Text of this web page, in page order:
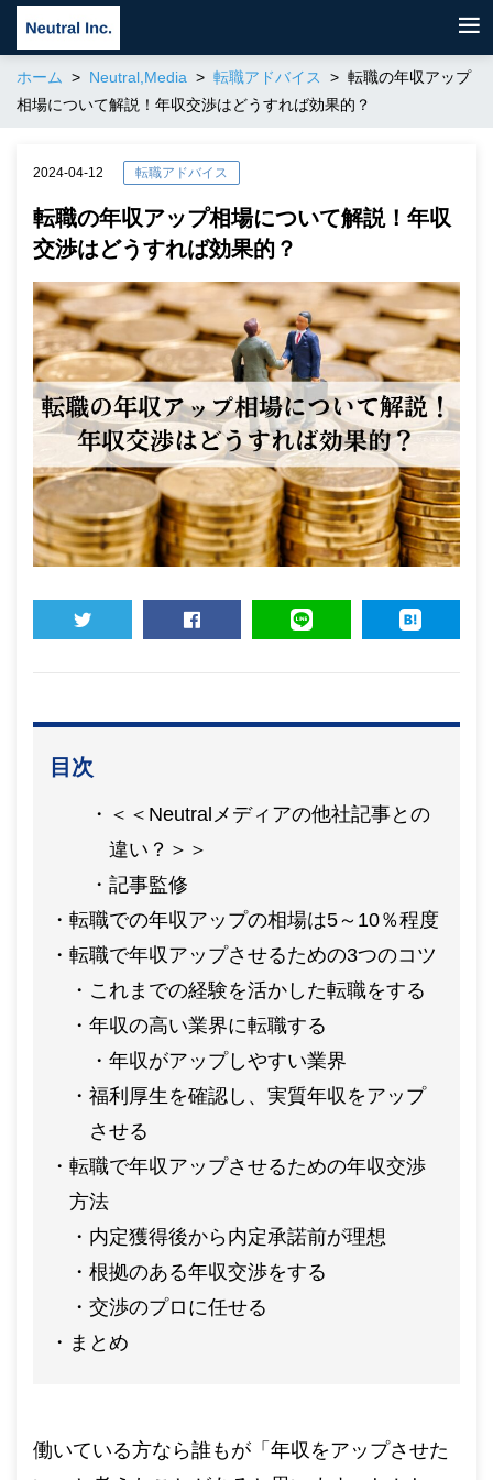
ホーム Neutral,Media 転職アドバイス
転職の年収アップ
相場について解説！年収交渉はどうすれば効果的？
2024-04-12 転職アドバイス
転職の年収アップ相場について解説！年収
交渉はどうすれば効果的？
目次
＜＜Neutralメディアの他社記事との
違い？＞＞
記事監修
転職での年収アップの相場は5～10％程度
転職で年収アップさせるための3つのコツ
これまでの経験を活かした転職をする
年収の高い業界に転職する
年収がアップしやすい業界
福利厚生を確認し、実質年収をアップ
させる
転職で年収アップさせるための年収交渉
方法
内定獲得後から内定承諾前が理想
根拠のある年収交渉をする
交渉のプロに任せる
まとめ
働いている方なら誰もが「年収をアップさせた